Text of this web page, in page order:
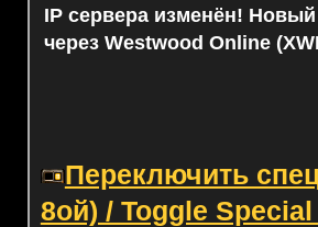
IP сервера изменён! Новый
через Westwood Online
Переключить
8ой) / Toggle